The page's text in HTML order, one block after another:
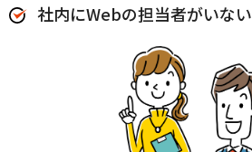
社内にWebの担当者がいない